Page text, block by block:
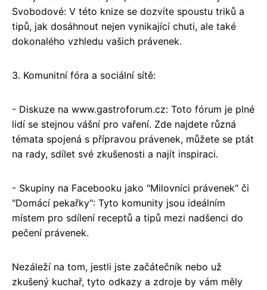
Svobodové: V této knize se dozvíte spoustu triků a
tipů, jak dosáhnout nejen vynikající chuti, ale také
dokonalého vzhledu vašich právenek.
3. Komunitní fóra a sociální sítě:
- Diskuze na www.gastroforum.cz: Toto fórum je plné
lidí se stejnou vášní pro vaření. Zde najdete různá
témata spojená s přípravou právenek, můžete se ptát
na rady, sdílet své zkušenosti a najít inspiraci.
- Skupiny na Facebooku jako "Milovníci právenek" či
"Domácí pekařky": Tyto komunity jsou ideálním
místem pro sdílení receptů a tipů mezi nadšenci do
pečení právenek.
Nezáleží na tom, jestli jste začátečník nebo už
zkušený kuchař, tyto odkazy a zdroje by vám měly